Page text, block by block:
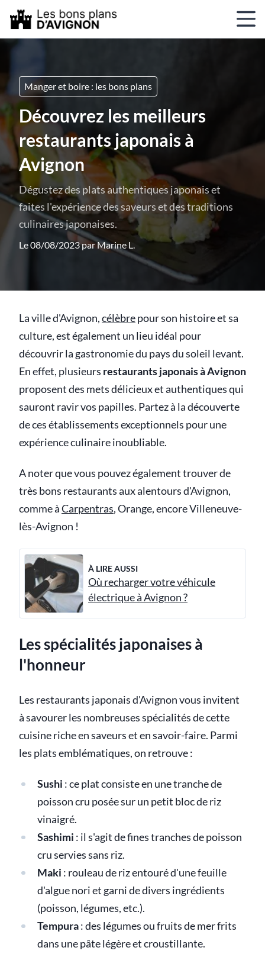
Manger et boire : les bons plans
Découvrez les meilleurs
restaurants japonais à
Avignon
Dégustez des plats authentiques japonais et
faites l'expérience des saveurs et des traditions
culinaires japonaises.
Le 08/08/2023 parMarine L.
La ville d'Avignon,célèbrepour son histoire et sa
culture, est également un lieu idéal pour
découvrir la gastronomie du pays du soleil levant.
En effet, plusieurs restaurants japonais à Avignon
proposent des mets délicieux et authentiques qui
sauront ravir vos papilles. Partez à la découverte
de ces établissements exceptionnels pour une
expérience culinaire inoubliable.
A noter que vous pouvez également trouver de
très bons restaurants aux alentours d'Avignon,
comme àCarpentras, Orange, encore Villeneuve-
lès-Avignon !
À LIRE AUSSI
Où recharger votre véhicule
électrique à Avignon ?
Les spécialités japonaises à
l'honneur
Les restaurants japonais d'Avignon vous invitent
à savourer les nombreuses spécialités de cette
cuisine riche en saveurs et en savoir-faire. Parmi
les plats emblématiques, on retrouve :
Sushi : ce plat consiste en une tranche de
poisson cru posée sur un petit bloc de riz
vinaigré.
Sashimi : il s'agit de fines tranches de poisson
cru servies sans riz.
Maki : rouleau de riz entouré d'une feuille
d'algue nori et garni de divers ingrédients
(poisson, légumes, etc.).
Tempura: des légumes ou fruits de mer frits
dans une pâte légère et croustillante.